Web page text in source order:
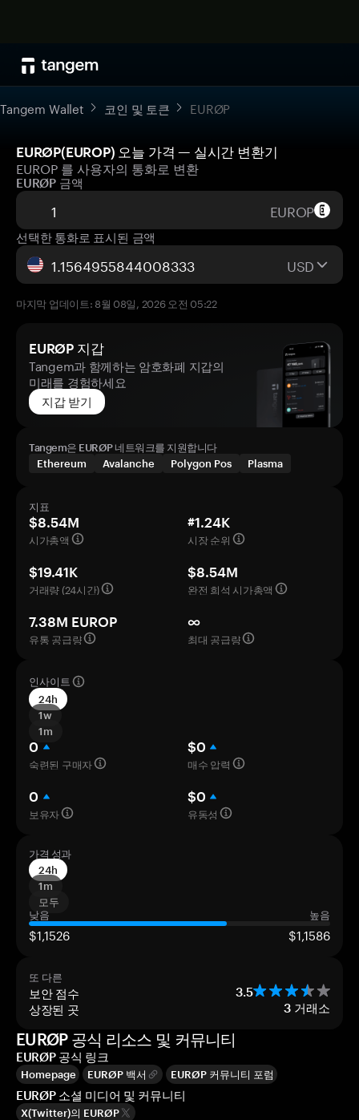
Tangem Wallet 코인 및 토큰 EURØP
EURØP(EUROP) 오늘 가격 — 실시간 변환기
EUROP 를 사용자의 통화로 변환
EURØP 금액
EUROP
선택한 통화로 표시된 금액
USD
마지막 업데이트: 8월 08일, 2026 오전 05:22
EURØP 지갑
Tangem과 함께하는 암호화폐 지갑의
미래를 경험하세요
지갑 받기
Tangem은 EURØP 네트워크를 지원합니다
Ethereum
Avalanche Polygon Pos Plasma
지표
$8.54M
시가총액
#1.24K
시장 순위
$19.41K
거래량 (24시간)
$8.54M
완전 희석 시가총액
7.38M EUROP
유통 공급량
∞
최대 공급량
인사이트
24h
1w
1m
0
숙련된 구매자
$0
매수 압력
0
보유자
$0
유동성
가격 성과
24h
1m
모두
낮음
높음
$1,1526 $1,1586
또 다른
보안 점수 3.5
상장된 곳 3 거래소
EURØP 공식 리소스 및 커뮤니티
EURØP 공식 링크
Homepage EURØP 백서 EURØP 커뮤니티 포럼
EURØP 소셜 미디어 및 커뮤니티
X(Twitter)의 EURØP